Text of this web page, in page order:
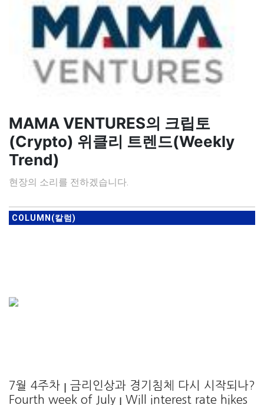
MAMA VENTURES의 크립토
(Crypto) 위클리 트렌드(Weekly
Trend)
현장의 소리를 전하겠습니다.
COLUMN(칼럼)
7월 4주차 ꞁ 금리인상과 경기침체 다시 시작되나?
Fourth week of July ꞁ Will interest rate hikes